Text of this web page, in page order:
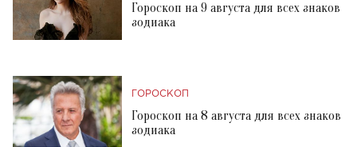
Гороскоп на 9 августа для всех знаков
зодиака
ГОРОСКОП
Гороскоп на 8 августа для всех знаков
зодиака